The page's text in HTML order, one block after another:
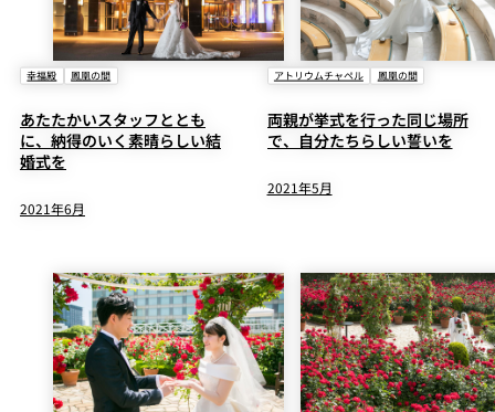
幸福殿 鳳凰の間
あたたかいスタッフととも
に、納得のいく素晴らしい結
婚式を
2021年6月
アトリウムチャペル 鳳凰の間
両親が挙式を行った同じ場所
で、自分たちらしい誓いを
2021年5月